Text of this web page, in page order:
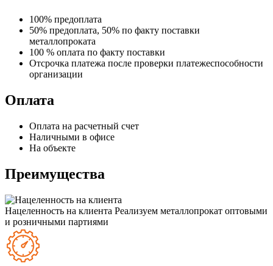
100% предоплата
50% предоплата, 50% по факту поставки
металлопроката
100 % оплата по факту поставки
Отсрочка платежа после проверки платежеспособности
организации
Оплата
Оплата на расчетный счет
Наличными в офисе
На объекте
Преимущества
Нацеленность на клиента Реализуем металлопрокат оптовыми
и розничными партиями